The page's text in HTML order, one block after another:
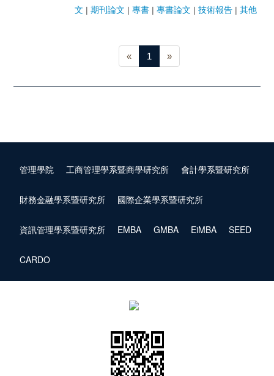
文 |期刊論文 |專書 |專書論文 |技術報告 |其他
« 1 »
管理學院 工商管理學系暨商學研究所 會計學系暨研究所
財務金融學系暨研究所 國際企業學系暨研究所
資訊管理學系暨研究所 EMBA GMBA EiMBA SEED
CARDO